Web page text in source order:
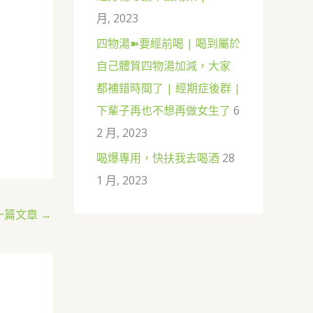
篇文章 →
月, 2023
四物湯➽要經前喝 | 喝到屬於
自己體質四物湯加減，大家
都補錯時間了 | 經期症後群 |
下輩子再也不想再做女生了 6
2 月, 2023
喝爆專用，快扶我去喝酒 28
1 月, 2023